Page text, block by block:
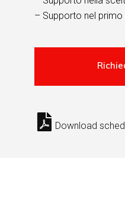
– Supporto nel primo
Download